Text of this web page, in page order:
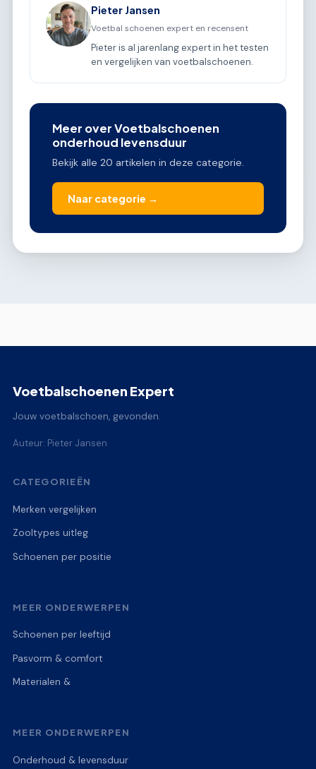
Pieter Jansen
Voetbal schoenen expert en recensent
Pieter is al jarenlang expert in het testen
en vergelijken van voetbalschoenen.
Meer over Voetbalschoenen
onderhoud levensduur
Bekijk alle 20 artikelen in deze categorie.
Naar categorie →
Voetbalschoenen Expert
Jouw voetbalschoen, gevonden.
Auteur: Pieter Jansen
CATEGORIEËN
Merken vergelijken
Zooltypes uitleg
Schoenen per positie
MEER ONDERWERPEN
Schoenen per leeftijd
Pasvorm & comfort
Materialen &
MEER ONDERWERPEN
Onderhoud & levensduur